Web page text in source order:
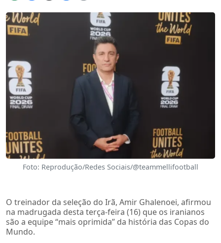
Foto: Reprodução/Redes Sociais/@teammellifootball
O treinador da seleção do Irã, Amir Ghalenoei, afirmou
na madrugada desta terça-feira (16) que os iranianos
são a equipe “mais oprimida” da história das Copas do
Mundo.